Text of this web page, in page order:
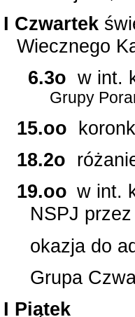
I Czwartek
Wiecznego
6.3o w int.
Grupy
15.oo
18.2o
19.oo w int.
NSPJ
okazja do
Grupa
I Piątek